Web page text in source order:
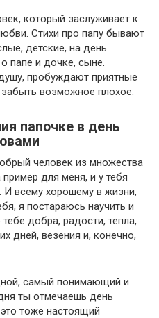
который заслуживает к
Стихи про папу бывают
детские, на день
папе и дочке, сыне.
пробуждают приятные
возможное плохое.
папочке в день
человек из множества
для меня, и у тебя
И всему хорошему в жизни,
я постараюсь научить и
добра, радости, тепла,
дней, везения и, конечно,
самый понимающий и
ты отмечаешь день
тоже настоящий